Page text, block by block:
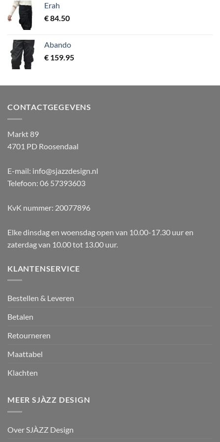
Erah
€84.50
Abando
€ 159.95
CONTACTGEGEVENS
Markt 89
4701 PD Roosendaal
E-mail: info@sjazzdesign.nl
Telefoon: 06 57393603
KvK nummer: 20077896
Elke dinsdag en woensdag open van 10.00-17.30 uur en
zaterdag van 10.00 tot 13.00 uur.
KLANTENSERVICE
Bestellen & Leveren
Betalen
Retourneren
Maattabel
Klachten
MEER SJÀZZ DESIGN
Over SJÀZZ Design